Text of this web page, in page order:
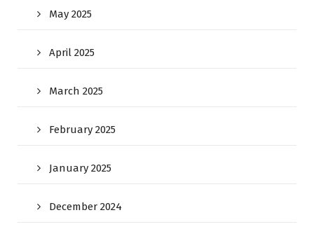
May 2025
April 2025
March 2025
February 2025
January 2025
December 2024